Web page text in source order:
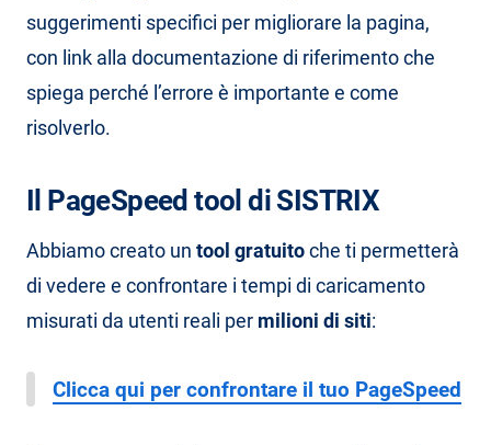
suggerimenti specifici per migliorare la pagina,
con link alla documentazione di riferimento che
spiega perché l’errore è importante e come
risolverlo.
Il PageSpeed tool di SISTRIX
Abbiamo creato un tool gratuitoche ti permetterà
di vedere e confrontare i tempi di caricamento
misurati da utenti reali per milioni di siti:
Clicca qui per confrontare il tuo PageSpeed